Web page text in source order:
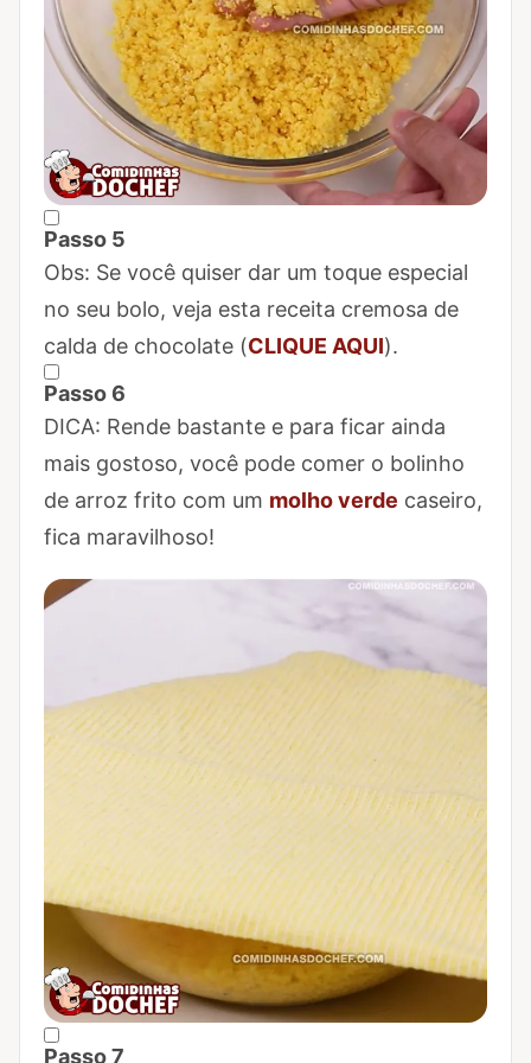
Passo 5
Marcar Passo 5 como concluído
Obs: Se você quiser dar um toque especial
no seu bolo, veja esta receita cremosa de
calda de chocolate (CLIQUE AQUI).
Passo 6
Marcar Passo 6 como concluído
DICA: Rende bastante e para ficar ainda
mais gostoso, você pode comer o bolinho
de arroz frito com um molho verde caseiro,
fica maravilhoso!
Passo 7